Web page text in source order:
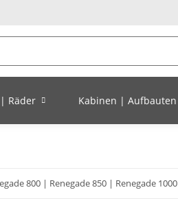
Räder Kabinen | Aufbauten
800 | Renegade 850 | Renegade 1000